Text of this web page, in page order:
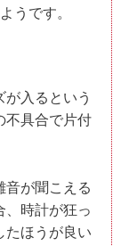
うです。
入るという
不具合で片付
音が聞こえる
、時計が狂っ
たほうが良い